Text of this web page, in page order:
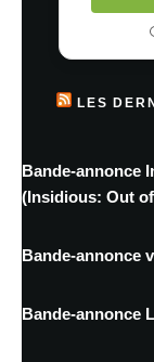
LES
Bande-annonce
(Insidious: Out
Bande-annonce
Bande-annonce